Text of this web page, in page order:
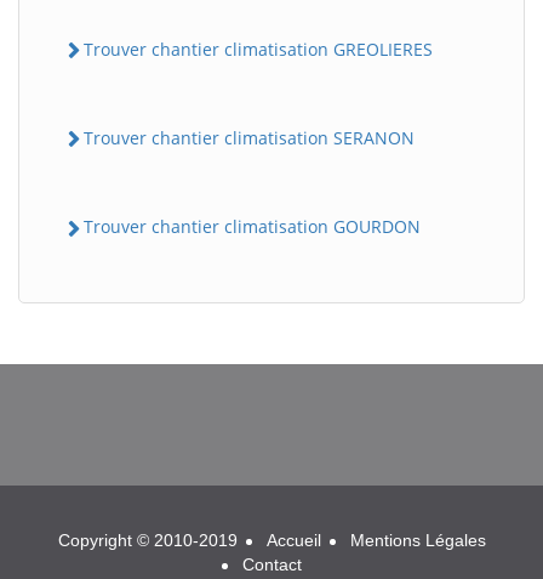
Trouver chantier climatisation GREOLIERES
Trouver chantier climatisation SERANON
Trouver chantier climatisation GOURDON
BatiWebPro
Copyright © 2010-2019 Accueil
Mentions Légales
Contact